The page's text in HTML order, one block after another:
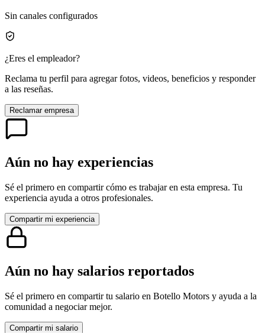
Sin canales configurados
¿Eres el empleador?
Reclama tu perfil para agregar fotos, videos, beneficios y responder
a las reseñas.
Reclamar empresa
Aún no hay experiencias
Sé el primero en compartir cómo es trabajar en esta empresa. Tu
experiencia ayuda a otros profesionales.
Compartir mi experiencia
Aún no hay salarios reportados
Sé el primero en compartir tu salario en Botello Motors y ayuda a la
comunidad a negociar mejor.
Compartir mi salario